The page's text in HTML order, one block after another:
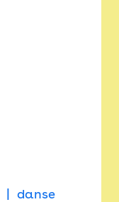
danse